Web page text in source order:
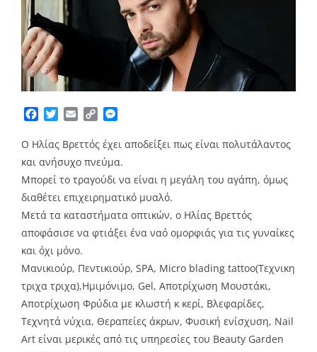
Facebook
TwitterEmailCopy
Ο Ηλίας Βρεττός έχει αποδείξει πως είναι πολυτάλαντος
και ανήσυχο πνεύμα.
Μπορεί το τραγούδι να είναι η μεγάλη του αγάπη, όμως
διαθέτει επιχειρηματικό μυαλό.
Μετά τα καταστήματα οπτικών, ο Ηλίας Βρεττός
αποφάσισε να φτιάξει ένα ναό ομορφιάς για τις γυναίκες
και όχι μόνο.
Μανικιούρ, Πεντικιούρ, SPA, Micro blading tattoo(Tεχνικη
τριχα τριχα),Ημιμόνιμο, Gel, Αποτρίχωση Μουστάκι,
Αποτρίχωση Φρύδια με κλωστή κ κερί, Βλεφαρίδες,
Τεχνητά νύχια, Θεραπείες άκρων, Φυσική ενίσχυση, Nail
Art είναι μερικές από τις υπηρεσίες του Beauty Garden